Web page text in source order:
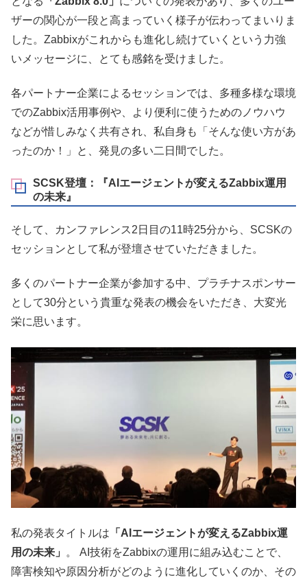
ザーの関心が一段と高まっていく様子が伝わってまいりま
した。Zabbixがこれからも進化し続けていくという力強
いメッセージに、とても感銘を受けました。
各パートナー企業によるセッションでは、多種多様な環境
でのZabbix活用事例や、より便利に使うためのノウハウ
などが惜しみなく共有され、私自身も「そんな使い方があ
ったのか！」と、発見の多い二日間でした。
SCSK登壇：『AIエージェントが変えるZabbix運用
の未来』
そして、カンファレンス2日目の11時25分から、SCSKの
セッションとして私が登壇させていただきました。
多くのパートナー企業が参加する中、プラチナスポンサー
として30分という貴重な発表の機会をいただき、大変光
栄に思います。
私の発表タイトルは 「AIエージェントが変えるZabbix運
用の未来」
。 AI技術をZabbixの運用に組み込むことで、
障害検知や原因分析がどのように進化していくのか、その